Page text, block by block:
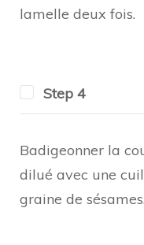
lamelle deux fois.
Step 4
Badigeonner la
dilué avec une
graine de sésames.